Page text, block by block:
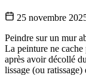
25 novembre
Peindre sur un mur
La peinture ne
après avoir décollé
lissage (ou